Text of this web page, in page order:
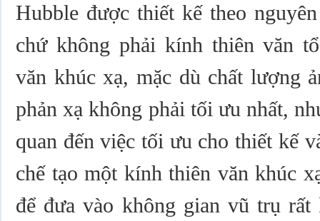
Hubble được thiết kế theo
chứ không phải kính thiên văn
văn khúc xạ, mặc dù chất lượng
phản xạ không phải tối ưu nhất,
quan đến việc tối ưu cho thiết kế
chế tạo một kính thiên văn khúc
để đưa vào không gian vũ trụ